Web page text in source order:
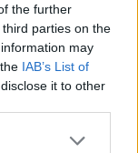
the further
parties on the
may
IAB’s List of
it to other
към